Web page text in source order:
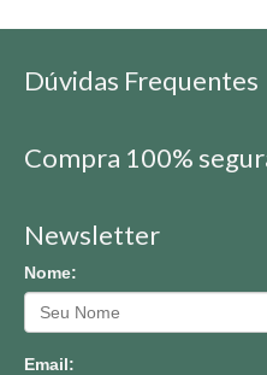
Dúvidas Frequentes
Compra 100%
Newsletter
Nome:
Email: